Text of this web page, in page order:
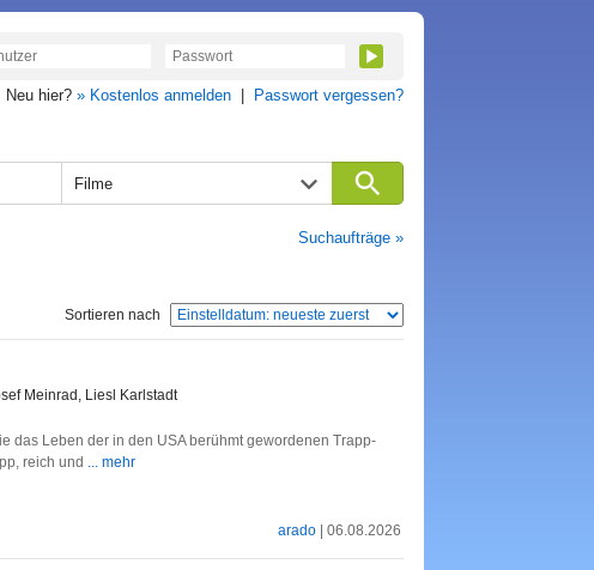
Neu hier? » Kostenlos anmelden Passwort vergessen?
Filme
Suchaufträge »
Sortieren nach
Meinrad, Liesl Karlstadt
das Leben der in den USA berühmt gewordenen Trapp-
reich und ... mehr
arado | 06.08.2026